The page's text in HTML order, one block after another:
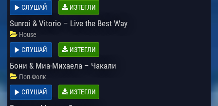
СЛУШАЙ
ИЗТЕГЛИ
Sunroi & Vitorio – Live the Best Way
House
СЛУШАЙ
ИЗТЕГЛИ
Бони & Миа-Михаела – Чакали
Поп-Фолк
СЛУШАЙ
ИЗТЕГЛИ